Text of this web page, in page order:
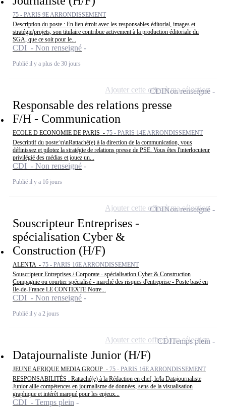
75 - PARIS 9E ARRONDISSEMENT
Description du poste : En lien étroit avec les responsables éditorial, images et
stratégie/projets, son titulaire contribue activement à la production éditoriale du
SGA, que ce soit pour le...
CDI - Non renseigné
Publié il y a plus de 30 jours
Responsable des relations presse
F/H - Communication
ECOLE D ECONOMIE DE PARIS - 75 - PARIS 14E ARRONDISSEMENT
Descriptif du poste:\n\nRattaché(e) à la direction de la communication, vous
définissez et pilotez la stratégie de relations presse de PSE. Vous êtes l'interlocuteur
privilégié des médias et jouez un...
CDI - Non renseigné
Publié il y a 16 jours
CDINon renseigné
Ajouter cette offre à ma sélection
Souscripteur Entreprises -
spécialisation Cyber &
Construction (H/F)
ALENTA - 75 - PARIS 16E ARRONDISSEMENT
Souscripteur Entreprises / Corporate - spécialisation Cyber & Construction
Compagnie ou courtier spécialisé - marché des risques d'entreprise - Poste basé en
Île-de-France LE CONTEXTE Notre...
CDI - Non renseigné
Publié il y a 2 jours
CDINon renseigné
Ajouter cette offre à ma sélection
Datajournaliste Junior (H/F)
JEUNE AFRIQUE MEDIA GROUP - 75 - PARIS 16E ARRONDISSEMENT
RESPONSABILITÉS : Rattaché(e) à la Rédaction en chef, le/la Datajournaliste
Junior allie compétences en journalisme de données, sens de la visualisation
graphique et intérêt marqué pour les enjeux...
CDI - Temps plein
CDITemps plein
Ajouter cette offre à ma sélection